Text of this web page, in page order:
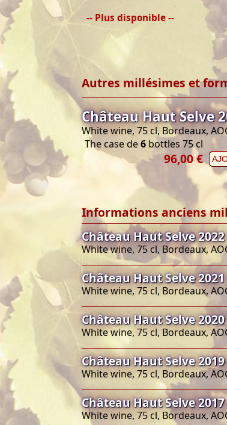
-- Plus disponible --
Autres millésimes et
Château Haut Selve
White wine, 75 cl, Bordeaux,
The case de6 bottles 75 cl
96,00 €
Informations anciens
Château Haut Selve
White wine, 75 cl, Bordeaux,
Château Haut Selve
White wine, 75 cl, Bordeaux,
Château Haut Selve
White wine, 75 cl, Bordeaux,
Château Haut Selve
White wine, 75 cl, Bordeaux,
Château Haut Selve
White wine, 75 cl, Bordeaux,